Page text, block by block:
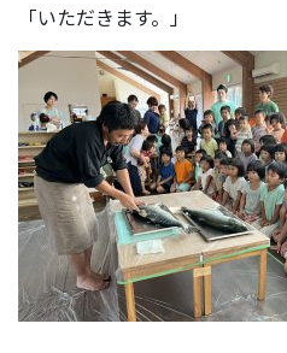
「いただきます。」